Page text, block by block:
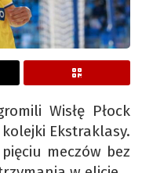
Wisłę Płock
Ekstraklasy.
meczów bez